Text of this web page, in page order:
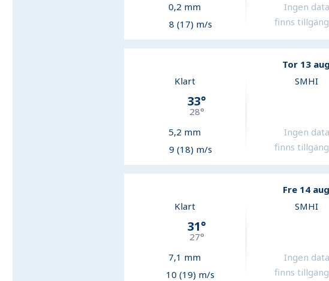
0,2 mm
8 (17) m/s
Ingen data
finns
Tor 13 aug
Klart
33°
28°
5,2 mm
9 (18) m/s
SMHI
Ingen data
finns
Fre 14 aug
Klart
31°
27°
7,1 mm
10 (19) m/s
SMHI
Ingen data
finns